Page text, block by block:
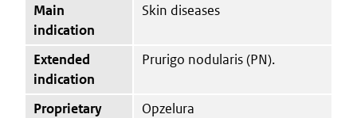
Main
indication
Skin diseases
Extended
indication
Prurigo nodularis (PN).
Proprietary
Opzelura